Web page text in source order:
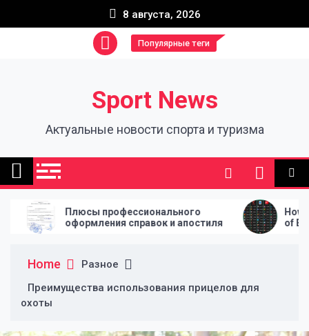
8 августа, 2026
Популярные теги
Sport News
Актуальные новости спорта и туризма
справок и апостиля
How League Tables Shape
of Every Football Season
Home
Разное
Преимущества использования прицелов для
охоты